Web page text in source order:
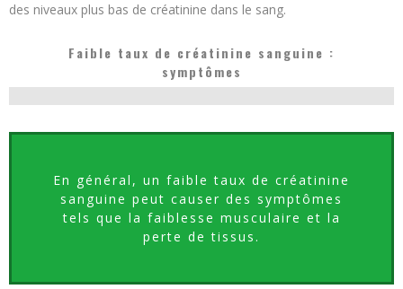
des niveaux plus bas de créatinine dans le sang.
Faible taux de créatinine sanguine :
symptômes
En général, un faible taux de créatinine
sanguine peut causer des symptômes
tels que la faiblesse musculaire et la
perte de tissus.